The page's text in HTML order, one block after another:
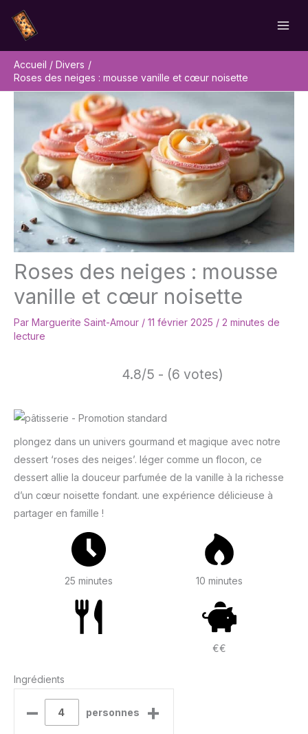
contenu
Accueil
Divers
Roses des neiges : mousse vanille et cœur noisette
Roses des neiges : mousse
vanille et cœur noisette
Par Marguerite Saint-Amour / 11 février 2025 / 2 minutes de
lecture
4.8/5 - (6 votes)
plongez dans un univers gourmand et magique avec notre
dessert ‘roses des neiges’. léger comme un flocon, ce
dessert allie la douceur parfumée de la vanille à la richesse
d’un cœur noisette fondant. une expérience délicieuse à
partager en famille !
25 minutes 10 minutes
€€
Ingrédients
– personnes +
Rechercher